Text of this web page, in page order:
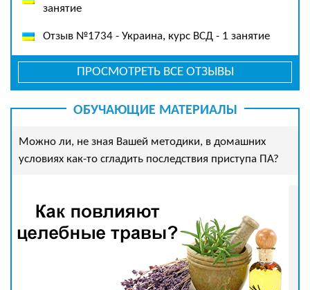
занятие
Отзыв №1734 - Украина, курс ВСД - 1 занятие
ПРОСМОТРЕТЬ ВСЕ ОТЗЫВЫ
ОБУЧАЮЩИЕ МАТЕРИАЛЫ
Можно ли, не зная Вашей методики, в домашних
условиях как-то сгладить последствия приступа ПА?